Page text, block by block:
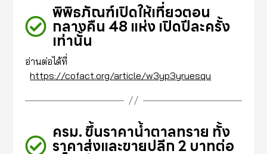
พิพิธภัณฑ์เปิดให้เที่ยวตอน
กลางคืน 48 แห่ง เปิดปีละครั้ง
เท่านั้น
อ่านต่อได้ที่
https://cofact.org/article/w3yp3yruesqu
ครม. ขึ้นราคาน้ำตาลทราย ทั้ง
ราคาส่งและขายปลีก 2 บาทต่อ